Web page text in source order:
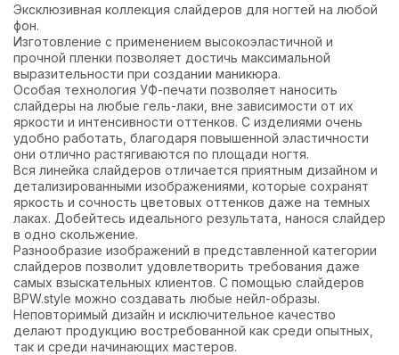
Эксклюзивная коллекция слайдеров для ногтей на любой
фон.
Изготовление с применением высокоэластичной и
прочной пленки позволяет достичь максимальной
выразительности при создании маникюра.
Особая технология УФ-печати позволяет наносить
слайдеры на любые гель-лаки, вне зависимости от их
яркости и интенсивности оттенков. С изделиями очень
удобно работать, благодаря повышенной эластичности
они отлично растягиваются по площади ногтя.
Вся линейка слайдеров отличается приятным дизайном и
детализированными изображениями, которые сохранят
яркость и сочность цветовых оттенков даже на темных
лаках. Добейтесь идеального результата, нанося слайдер
в одно скольжение.
Разнообразие изображений в представленной категории
слайдеров позволит удовлетворить требования даже
самых взыскательных клиентов. С помощью слайдеров
BPW.style можно создавать любые нейл-образы.
Неповторимый дизайн и исключительное качество
делают продукцию востребованной как среди опытных,
так и среди начинающих мастеров.